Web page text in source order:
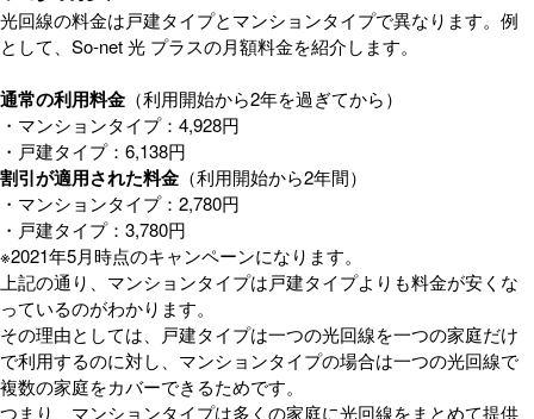
光回線の料金は戸建タイプとマンションタイプで異なります。例
として、So-net 光 プラスの月額料金を紹介します。
通常の利用料金 （利用開始から2年を過ぎてから）
・マンションタイプ：4,928円
・戸建タイプ：6,138円
割引が適用された料金 （利用開始から2年間）
・マンションタイプ：2,780円
・戸建タイプ：3,780円
※2021年5月時点のキャンペーンになります。
上記の通り、マンションタイプは戸建タイプよりも料金が安くな
っているのがわかります。
その理由としては、戸建タイプは一つの光回線を一つの家庭だけ
で利用するのに対し、マンションタイプの場合は一つの光回線で
複数の家庭をカバーできるためです。
つまり、マンションタイプは多くの家庭に光回線をまとめて提供